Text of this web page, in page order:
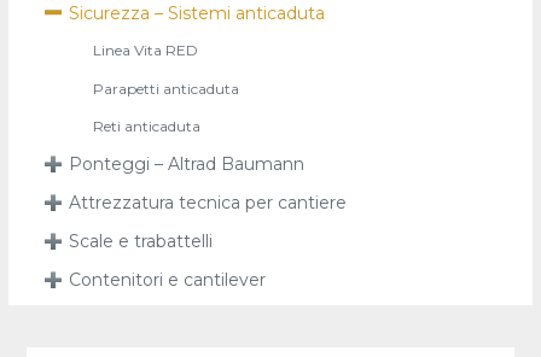
Sicurezza – Sistemi anticaduta
Linea Vita RED
Parapetti anticaduta
Reti anticaduta
Ponteggi – Altrad Baumann
Attrezzatura tecnica per cantiere
Scale e trabattelli
Contenitori e cantilever